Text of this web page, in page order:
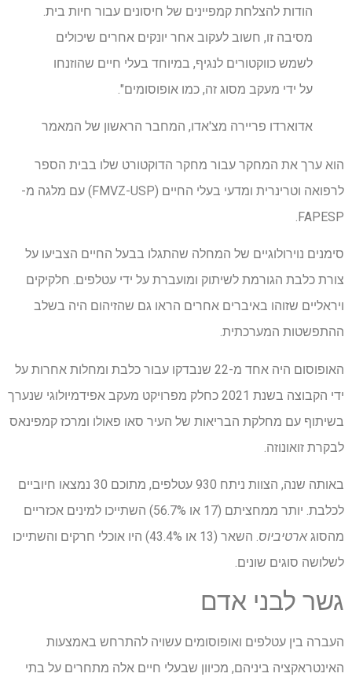
הודות להצלחת קמפיינים של חיסונים עבור חיות בית.
מסיבה זו, חשוב לעקוב אחר יונקים אחרים שיכולים
לשמש כווקטורים לנגיף, במיוחד בעלי חיים שהוזנחו
על ידי מעקב מסוג זה, כמו אופוסומים".
אדוארדו פריירה מצ'אדו, המחבר הראשון של המאמר
הוא ערך את המחקר עבור מחקר הדוקטורט שלו בבית הספר
לרפואה וטרינרית ומדעי בעלי החיים (FMVZ-USP) עם מלגה מ-
FAPESP.
סימנים נוירולוגיים של המחלה שהתגלו בבעל החיים הצביעו על
צורת כלבת הגורמת לשיתוק ומועברת על ידי עטלפים. חלקיקים
ויראליים שזוהו באיברים אחרים הראו גם שהזיהום היה בשלב
ההתפשטות המערכתית.
האופוסום היה אחד מ-22 שנבדקו עבור כלבת ומחלות אחרות על
ידי הקבוצה בשנת 2021 כחלק מפרויקט מעקב אפידמיולוגי שנערך
בשיתוף עם מחלקת הבריאות של העיר סאו פאולו ומרכז קמפינאס
לבקרת זואונוזה.
באותה שנה, הצוות ניתח 930 עטלפים, מתוכם 30 נמצאו חיוביים
לכלבת. יותר ממחציתם (17 או 56.7%) השתייכו למינים אכזריים
מהסוג ארטיביוס
. השאר (13 או 43.4%) היו אוכלי חרקים והשתייכו
לשלושה סוגים שונים.
גשר לבני אדם
העברה בין עטלפים ואופוסומים עשויה להתרחש באמצעות
האינטראקציה ביניהם, מכיוון שבעלי חיים אלה מתחרים על בתי